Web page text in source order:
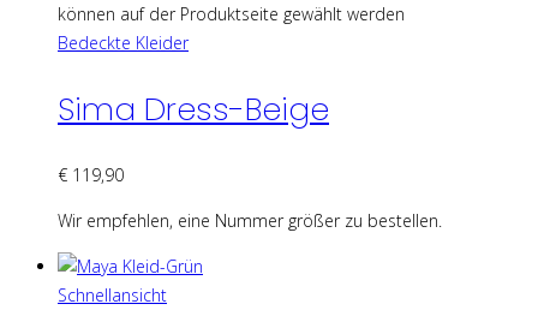
können auf der Produktseite gewählt werden
Bedeckte Kleider
Sima Dress-Beige
€ 119,90
Wir empfehlen, eine Nummer größer zu bestellen.
Schnellansicht